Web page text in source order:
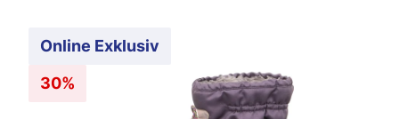
Online Exklusiv
30%